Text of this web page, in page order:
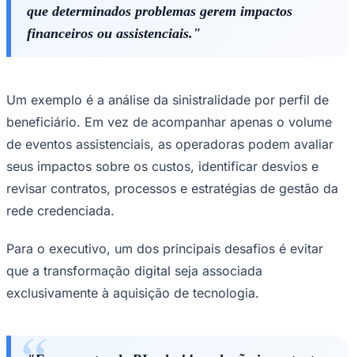
que determinados problemas gerem impactos
financeiros ou assistenciais."
Um exemplo é a análise da sinistralidade por perfil de
beneficiário. Em vez de acompanhar apenas o volume
de eventos assistenciais, as operadoras podem avaliar
seus impactos sobre os custos, identificar desvios e
revisar contratos, processos e estratégias de gestão da
rede credenciada.
Para o executivo, um dos principais desafios é evitar
que a transformação digital seja associada
exclusivamente à aquisição de tecnologia.